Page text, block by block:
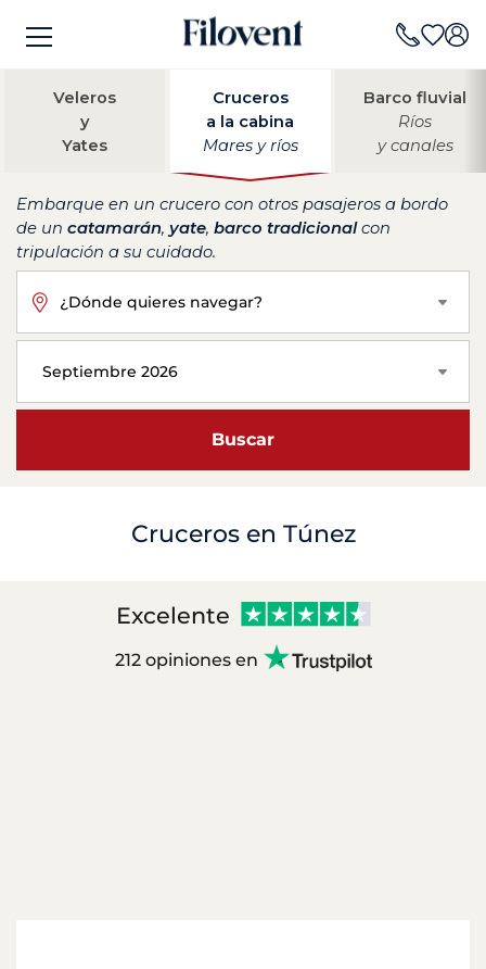
Veleros
y
Yates
Cruceros
a la cabina
Mares y ríos
Barco fluvial
Ríos
y canales
Embarque en un crucero con otros pasajeros a bordo
de un catamarán, yate, barco tradicionalcon
tripulación a su cuidado.
¿Dónde quieres navegar?
Septiembre 2026
Buscar
Cruceros en Túnez
Excelente
212 opiniones en